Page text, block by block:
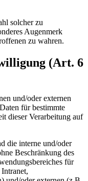
solcher zu
Augenmerk
zu wahren.
(Art. 6
und/oder externen
für bestimmte
dieser Verarbeitung auf
die interne und/oder
Beschränkung des
für